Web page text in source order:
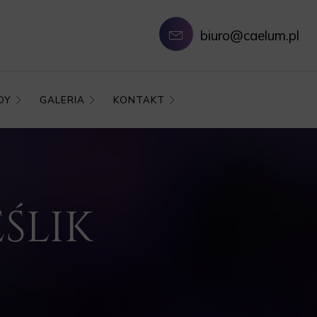
biuro@caelum.pl
GALERIA KONTAKT